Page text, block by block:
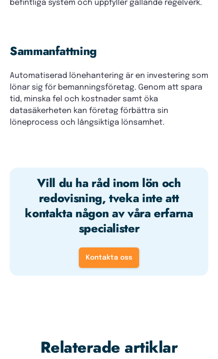
befintliga system och uppfyller gällande regelverk.
Sammanfattning
Automatiserad lönehantering är en investering som
lönar sig för bemanningsföretag. Genom att spara
tid, minska fel och kostnader samt öka
datasäkerheten kan företag förbättra sin
löneprocess och långsiktiga lönsamhet.
Vill du ha råd inom lön och
redovisning, tveka inte att
kontakta någon av våra erfarna
specialister
Kontakta oss
Relaterade artiklar